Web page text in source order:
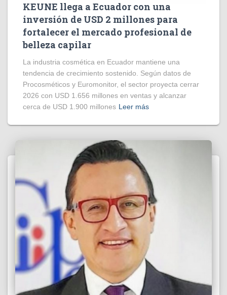
KEUNE llega a Ecuador con una
inversión de USD 2 millones para
fortalecer el mercado profesional de
belleza capilar
La industria cosmética en Ecuador mantiene una
tendencia de crecimiento sostenido. Según datos de
Procosméticos y Euromonitor, el sector proyecta cerrar
2026 con USD 1.656 millones en ventas y alcanzar
cerca de USD 1.900 millones Leer más